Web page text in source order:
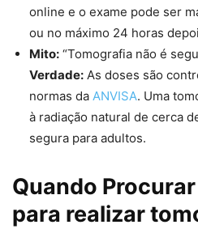
online e o exame pode ser
ou no máximo 24 horas
Mito: “Tomografia não é
Verdade: As doses são
normas da ANVISA. Uma
à radiação natural de cerca
segura para adultos.
Quando
para realizar